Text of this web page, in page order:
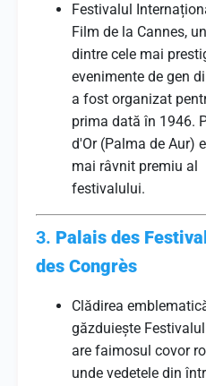
Festivalul
Film de la Cannes,
dintre cele mai
evenimente de gen
a fost organizat
prima dată în 1946.
d'Or (Palma de Aur)
mai râvnit premiu al
festivalului.
3. Palais des
des Congrès
Clădirea
găzduiește
are faimosul covor
unde vedetele din